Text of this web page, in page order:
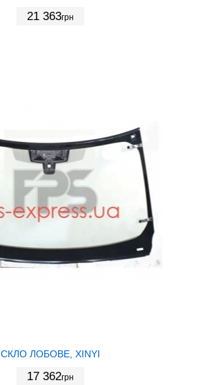
21 363грн
СКЛО ЛОБОВЕ, XINYI
17 362грн